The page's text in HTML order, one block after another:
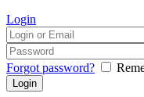
Login
Forgot password?